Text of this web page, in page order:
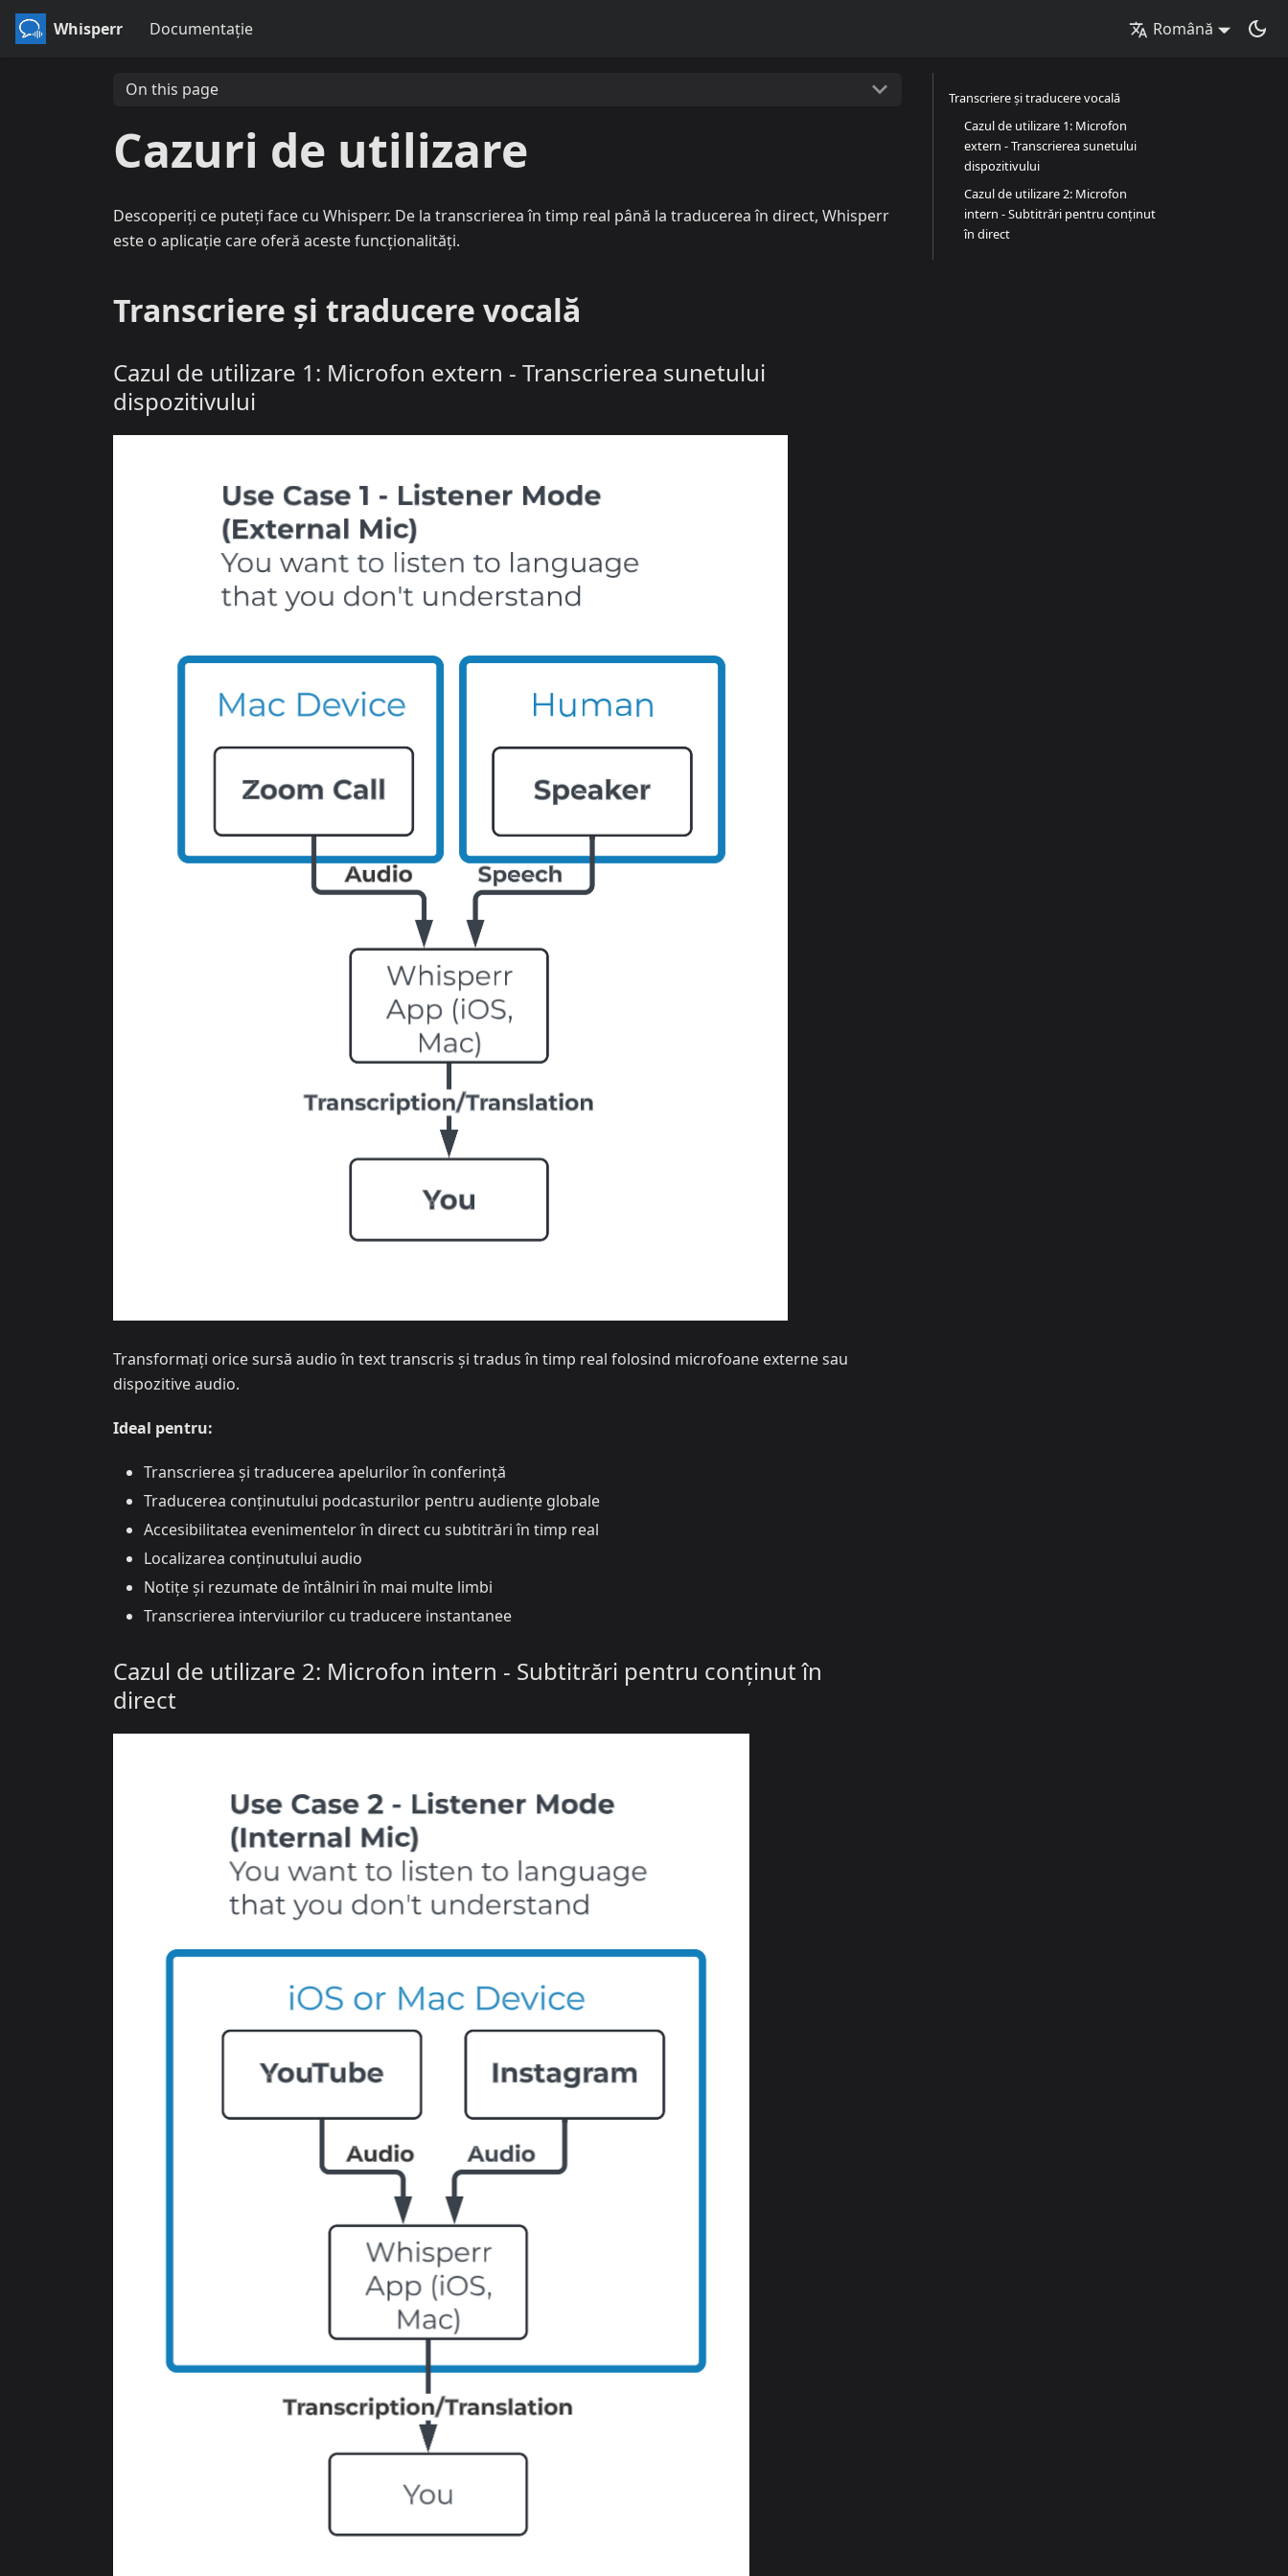
Whisperr Documentație Română
On this page
Cazuri de utilizare
Descoperiți ce puteți face cu Whisperr. De la transcrierea în timp real până la traducerea în direct, Whisperr
este o aplicație care oferă aceste funcționalități.
Transcriere și traducere vocală
Cazul de utilizare 1: Microfon extern - Transcrierea sunetului
dispozitivului
Transformați orice sursă audio în text transcris și tradus în timp real folosind microfoane externe sau
dispozitive audio.
Ideal pentru:
Transcrierea și traducerea apelurilor în conferință
Traducerea conținutului podcasturilor pentru audiențe globale
Accesibilitatea evenimentelor în direct cu subtitrări în timp real
Localizarea conținutului audio
Notițe și rezumate de întâlniri în mai multe limbi
Transcrierea interviurilor cu traducere instantanee
Cazul de utilizare 2: Microfon intern - Subtitrări pentru conținut în
direct
Transcriere și traducere vocală
Cazul de utilizare 1: Microfon
extern - Transcrierea sunetului
dispozitivului
Cazul de utilizare 2: Microfon
intern - Subtitrări pentru conținut
în direct